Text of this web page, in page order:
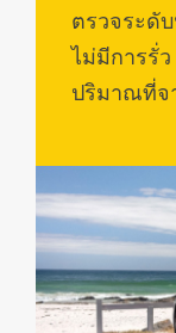
ตรวจระดั
ไม่มีการรั่
ปริมาณที่จ